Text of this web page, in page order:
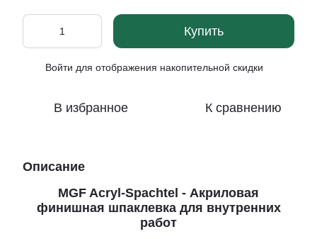
Купить
Войти для отображения накопительной скидки
В избранное К сравнению
Описание
MGF Acryl-Spachtel - Акриловая
финишная шпаклевка для внутренних
работ